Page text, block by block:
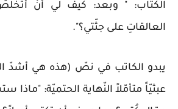
الكتاب: " وبعد: كيف لي أنْ
العالقاتِ على جثّتي؟".
عبثيّاً متأمّلاً النّهاية الحتميّة: "ماذا